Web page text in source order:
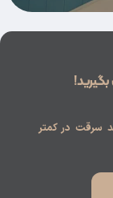
سرقت در کمتر